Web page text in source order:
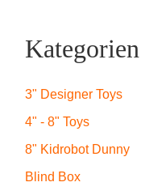
Kategorien
3" Designer Toys
4" - 8" Toys
8" Kidrobot Dunny
Blind Box